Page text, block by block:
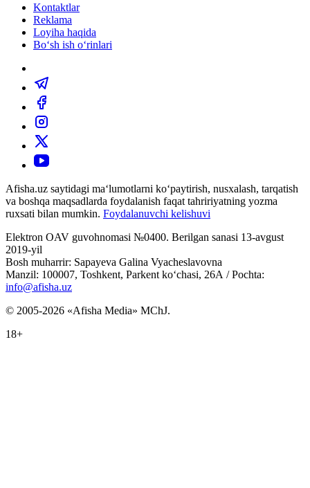
Kontaktlar
Reklama
Loyiha haqida
Bo‘sh ish o‘rinlari
Afisha.uz saytidagi ma‘lumotlarni ko‘paytirish, nusxalash, tarqatish
va boshqa maqsadlarda foydalanish faqat tahririyatning yozma
ruxsati bilan mumkin. Foydalanuvchi kelishuvi
Elektron OAV guvohnomasi №0400. Berilgan sanasi 13-avgust
2019-yil
Bosh muharrir: Sapayeva Galina Vyacheslavovna
Manzil: 100007, Toshkent, Parkent ko‘chasi, 26А / Pochta:
info@afisha.uz
© 2005-2026 «Afisha Media» MChJ.
18+